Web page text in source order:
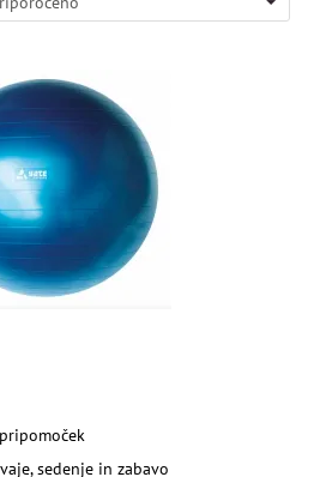
sedenje in zabavo